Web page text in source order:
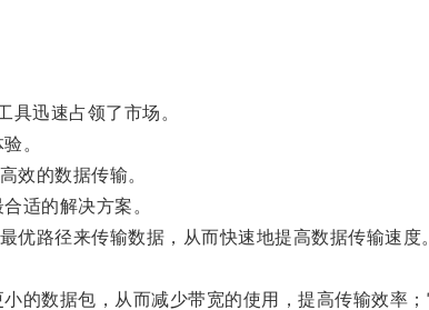
迅速占领了市场。
。
的数据传输。
适的解决方案。
路径来传输数据，从而快速地提高数据传输速度
数据包，从而减少带宽的使用，提高传输效率